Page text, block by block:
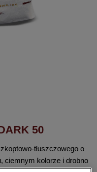
50
tłuszczowego o
ciemnym kolorze i drobno